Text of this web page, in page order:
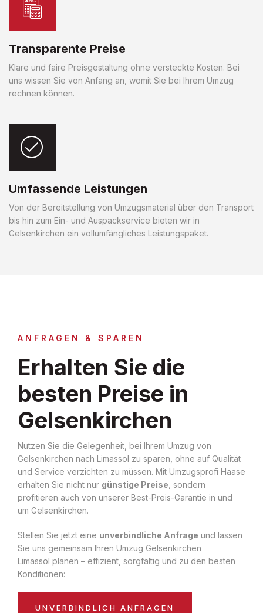
Transparente Preise
Klare und faire Preisgestaltung ohne versteckte Kosten. Bei
uns wissen Sie von Anfang an, womit Sie bei Ihrem Umzug
rechnen können.
Umfassende Leistungen
Von der Bereitstellung von Umzugsmaterial über den Transport
bis hin zum Ein- und Auspackservice bieten wir in
Gelsenkirchen ein vollumfängliches Leistungspaket.
ANFRAGEN & SPAREN
Erhalten Sie die
besten Preise in
Gelsenkirchen
Nutzen Sie die Gelegenheit, bei Ihrem Umzug von
Gelsenkirchen nach Limassol zu sparen, ohne auf Qualität
und Service verzichten zu müssen. Mit Umzugsprofi Haase
erhalten Sie nicht nur günstige Preise , sondern
profitieren auch von unserer Best-Preis-Garantie in und
um Gelsenkirchen.
Stellen Sie jetzt eine unverbindliche Anfrage und lassen
Sie uns gemeinsam Ihren Umzug Gelsenkirchen
Limassol planen – effizient, sorgfältig und zu den besten
Konditionen:
UNVERBINDLICH ANFRAGEN